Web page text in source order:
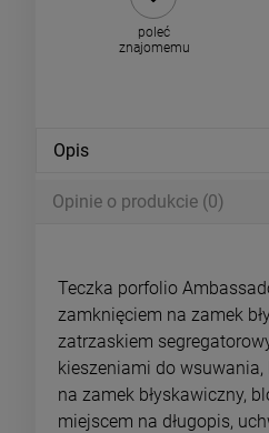
poleć
znajomemu
Opis
Opinie o produkcie (0)
Teczka porfolio
zamknięciem na zamek
zatrzaskiem
kieszeniami do
na zamek błyskawiczny,
miejscem na długopis,